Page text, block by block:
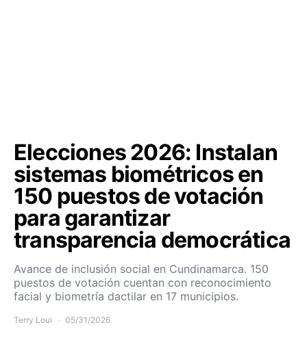
Elecciones 2026: Instalan
sistemas biométricos en
150 puestos de votación
para garantizar
transparencia democrática
Avance de inclusión social en Cundinamarca. 150
puestos de votación cuentan con reconocimiento
facial y biometría dactilar en 17 municipios.
Terry Loui 05/31/2026